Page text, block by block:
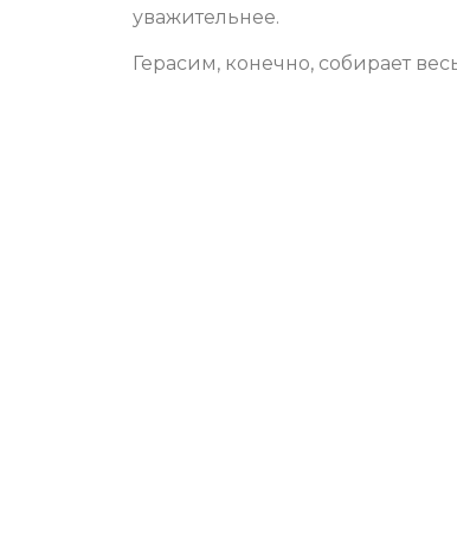
уважительнее.
Герасим, конечно, собирает